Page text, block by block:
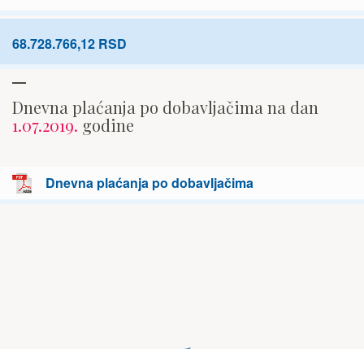
68.728.766,12 RSD
Dnevna plaćanja po dobavljačima na dan
1.07.2019. godine
Dnevna plaćanja po dobavljačima